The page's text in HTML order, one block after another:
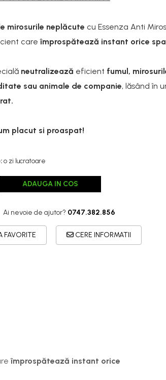
mirosurile neplăcute cu Essenza Anti Miros
care împrospătează instant orice
neutralizează eficient fumul,
sau animale de companie, lăsând în
placut si proaspat!
o zi lucratoare
ADAUGA IN COS
Ai nevoie de ajutor? 0747.382.856
FAVORITE CERE INFORMATII
împrospătează instant orice